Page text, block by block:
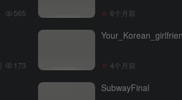
565 6个月前
173 4个月前
SubwayFinal